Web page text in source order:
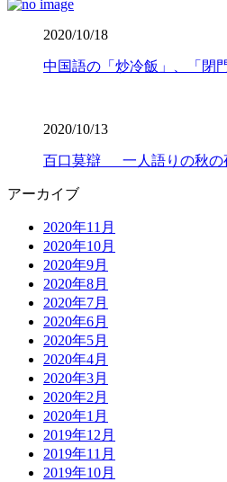
2020/10/18
中国語の「炒冷飯」、「閉
2020/10/13
百口莫辯 一人語りの秋の
アーカイブ
2020年11月
2020年10月
2020年9月
2020年8月
2020年7月
2020年6月
2020年5月
2020年4月
2020年3月
2020年2月
2020年1月
2019年12月
2019年11月
2019年10月